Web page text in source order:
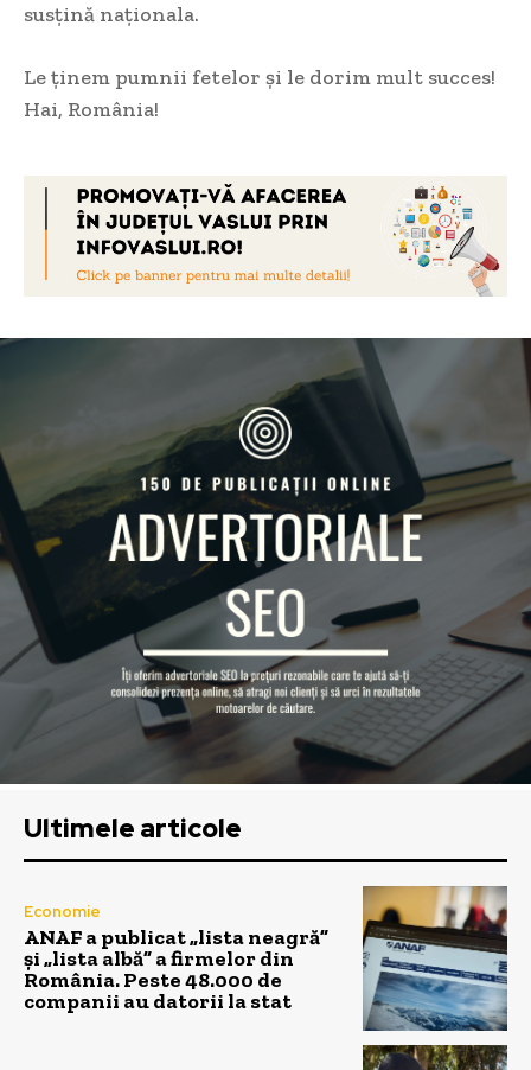
susțină naționala.
Le ținem pumnii fetelor și le dorim mult succes!
Hai, România!
Ultimele articole
Economie
ANAF a publicat „lista neagră”
și „lista albă” a firmelor din
România. Peste 48.000 de
companii au datorii la stat